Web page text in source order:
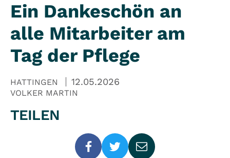
Ein Dankeschön an
alle Mitarbeiter am
Tag der Pflege
HATTINGEN 12.05.2026
VOLKER MARTIN
TEILEN